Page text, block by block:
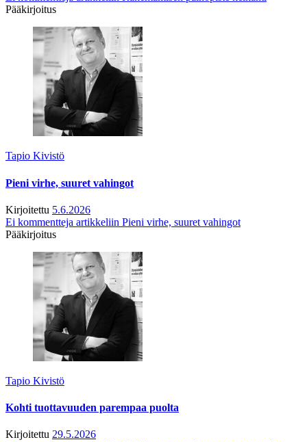
Pääkirjoitus
Tapio Kivistö
Pieni virhe, suuret vahingot
Kirjoitettu 5.6.2026
Ei kommentteja artikkeliin Pieni virhe, suuret vahingot
Pääkirjoitus
Tapio Kivistö
Kohti tuottavuuden parempaa puolta
Kirjoitettu 29.5.2026